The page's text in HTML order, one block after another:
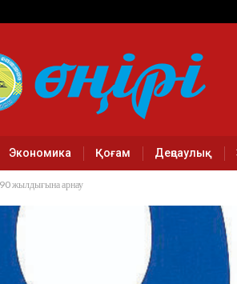
Экономика Қоғам Деңсаулық
90 жылдығына арнау